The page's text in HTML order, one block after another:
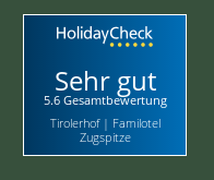
Sehr gut
5.6 Gesamtbewertung
Tirolerhof | Familotel
Zugspitze